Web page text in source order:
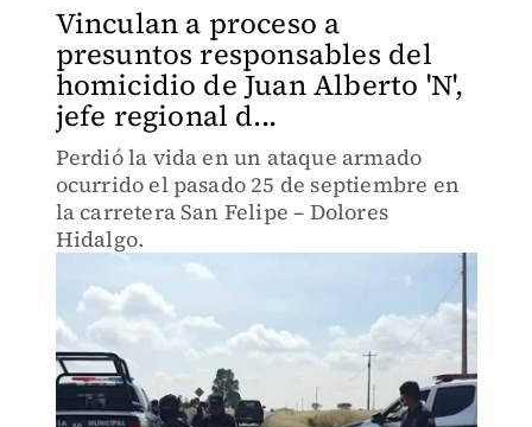
Vinculan a proceso a
presuntos responsables del
homicidio de Juan Alberto 'N',
jefe regional d...
Perdió la vida en un ataque armado
ocurrido el pasado 25 de septiembre en
la carretera San Felipe – Dolores
Hidalgo.